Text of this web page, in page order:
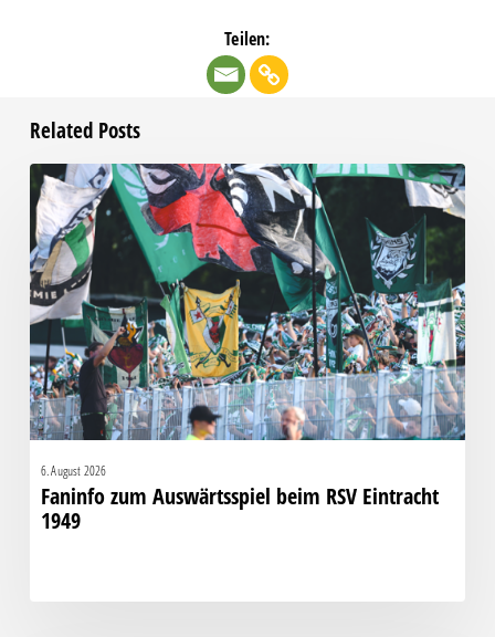
Teilen:
Related Posts
Faninfo
zum
Auswärtsspiel
beim
RSV
Eintracht
6. August 2026
Faninfo zum Auswärtsspiel beim RSV Eintracht
1949